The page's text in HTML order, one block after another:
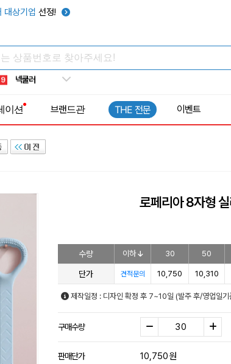
대상기업 선정!
5 키캡
8 쿨토시
9 넥쿨러
1 선풍기
이션 브랜드관 THE 전문 이벤트
로페리아 8자형
수량 이하 30 50
단가 견적문의 10,750 10,310
제작일정 : 디자인 확정 후 7~10일 (발주 후/영업일
구매수량
판매단가 10,750원